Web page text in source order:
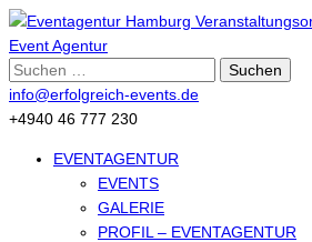
Suche
nach:
info@erfolgreich-events.de
+4940 46 777 230
EVENTAGENTUR
EVENTS
GALERIE
PROFIL – EVENTAGENTUR